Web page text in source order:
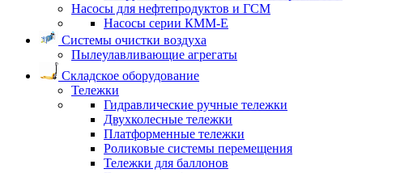
Насосы для нефтепродуктов и ГСМ
Насосы серии КММ-Е
Системы очистки воздуха
Пылеулавливающие агрегаты
Складское оборудование
Тележки
Гидравлические ручные тележки
Двухколесные тележки
Платформенные тележки
Роликовые системы перемещения
Тележки для баллонов